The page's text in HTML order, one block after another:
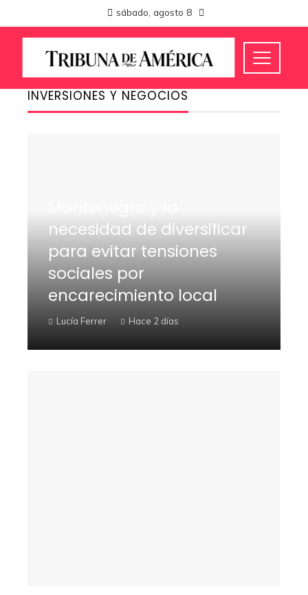
sábado, agosto 8
INVERSIONES Y NEGOCIOS
necesidad de diversificar
para evitar tensiones
sociales por
encarecimiento local
Lucía Ferrer Hace 2 días